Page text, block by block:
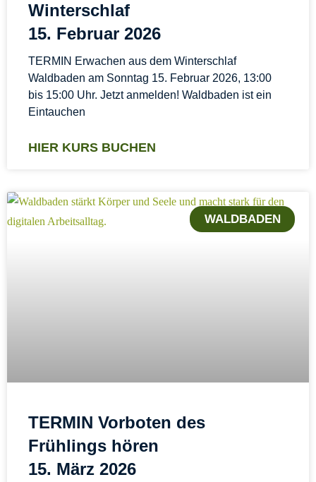
Winterschlaf
15. Februar 2026
TERMIN Erwachen aus dem Winterschlaf
Waldbaden am Sonntag 15. Februar 2026, 13:00
bis 15:00 Uhr. Jetzt anmelden! Waldbaden ist ein
Eintauchen
HIER KURS BUCHEN
WALDBADEN
TERMIN Vorboten des
Frühlings hören
15. März 2026